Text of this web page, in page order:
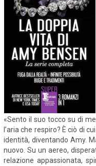
«Sento il suo tocco su di
l’aria che respiro? È ciò di
identità, diventando Amy.
nuovo. Su un aereo,
relazione appassionata,